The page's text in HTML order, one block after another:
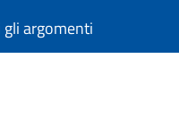
gli argomenti